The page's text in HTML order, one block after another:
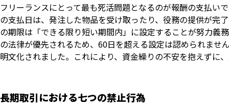
フリーランスにとって最も死活問題となるのが報酬の支払い
の支払日は、発注した物品を受け取ったり、役務の提供が完
の期限は「できる限り短い期間内」に設定することが努力義
の法律が優先されるため、60日を超える設定は認められま
明文化されました。これにより、資金繰りの不安を抱えずに
長期取引における七つの禁止行為